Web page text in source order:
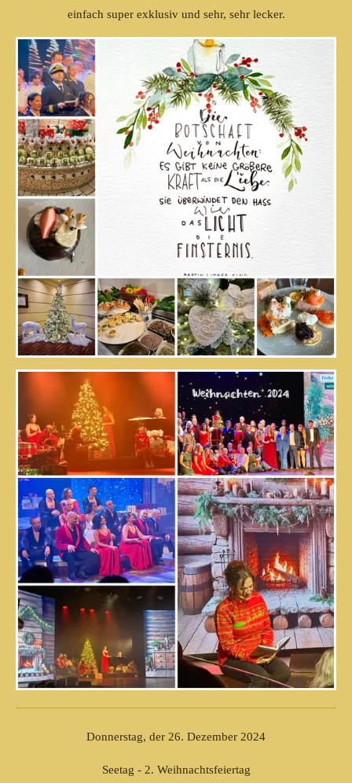
einfach super exklusiv und sehr, sehr lecker.
Donnerstag, der 26. Dezember 2024
Seetag - 2. Weihnachtsfeiertag